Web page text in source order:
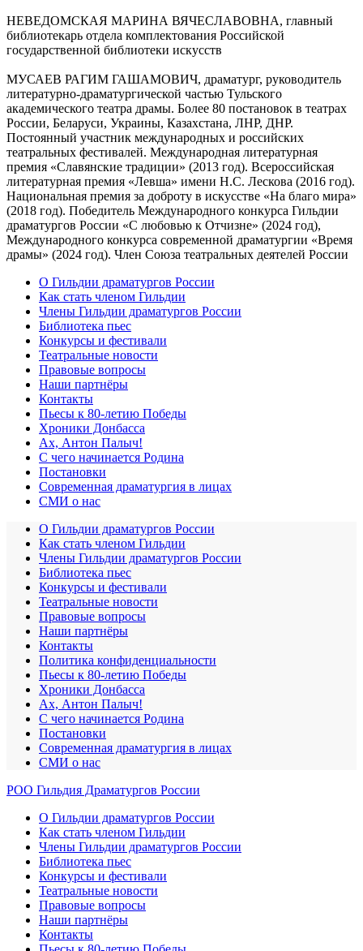
НЕВЕДОМСКАЯ МАРИНА ВЯЧЕСЛАВОВНА, главный
библиотекарь отдела комплектования Российской
государственной библиотеки искусств
МУСАЕВ РАГИМ ГАШАМОВИЧ, драматург, руководитель
литературно-драматургической частью Тульского
академического театра драмы. Более 80 постановок в театрах
России, Беларуси, Украины, Казахстана, ЛНР, ДНР.
Постоянный участник международных и российских
театральных фестивалей. Международная литературная
премия «Славянские традиции» (2013 год). Всероссийская
литературная премия «Левша» имени Н.С. Лескова (2016 год).
Национальная премия за доброту в искусстве «На благо мира»
(2018 год). Победитель Международного конкурса Гильдии
драматургов России «С любовью к Отчизне» (2024 год),
Международного конкурса современной драматургии «Время
драмы» (2024 год). Член Союза театральных деятелей России
О Гильдии драматургов России
Как стать членом Гильдии
Члены Гильдии драматургов России
Библиотека пьес
Конкурсы и фестивали
Театральные новости
Правовые вопросы
Наши партнёры
Контакты
Пьесы к 80-летию Победы
Хроники Донбасса
Ах, Антон Палыч!
С чего начинается Родина
Постановки
Современная драматургия в лицах
СМИ о нас
О Гильдии драматургов России
Как стать членом Гильдии
Члены Гильдии драматургов России
Библиотека пьес
Конкурсы и фестивали
Театральные новости
Правовые вопросы
Наши партнёры
Контакты
Политика конфиденциальности
Пьесы к 80-летию Победы
Хроники Донбасса
Ах, Антон Палыч!
С чего начинается Родина
Постановки
Современная драматургия в лицах
СМИ о нас
РОО Гильдия Драматургов России
О Гильдии драматургов России
Как стать членом Гильдии
Члены Гильдии драматургов России
Библиотека пьес
Конкурсы и фестивали
Театральные новости
Правовые вопросы
Наши партнёры
Контакты